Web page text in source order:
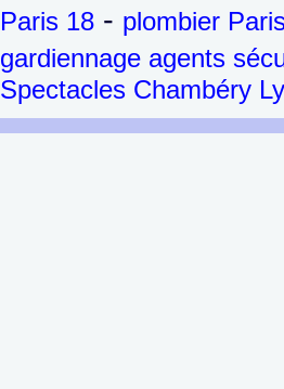
Paris 18 - plombier
gardiennage agents
Spectacles Chambéry